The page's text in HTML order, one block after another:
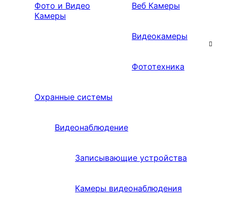
Фото и Видео
Камеры
Веб Камеры
Видеокамеры
Фототехника
Охранные системы
Видеонаблюдение
Записывающие устройства
Камеры видеонаблюдения